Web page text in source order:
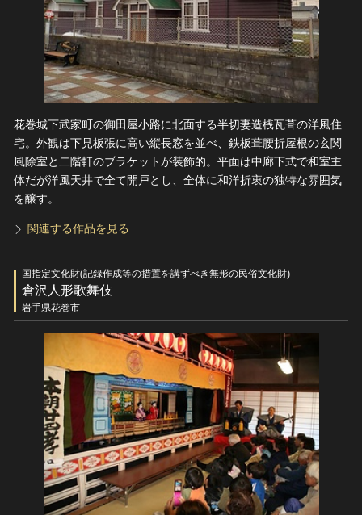
花巻城下武家町の御田屋小路に北面する半切妻造桟瓦葺の洋風住
宅。外観は下見板張に高い縦長窓を並べ、鉄板葺腰折屋根の玄関
風除室と二階軒のブラケットが装飾的。平面は中廊下式で和室主
体だが洋風天井で全て開戸とし、全体に和洋折衷の独特な雰囲気
を醸す。
関連する作品を見る
国指定文化財(記録作成等の措置を講ずべき無形の民俗文化財)
倉沢人形歌舞伎
岩手県花巻市